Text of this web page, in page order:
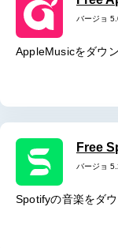
バージョ
AppleMusicをダウ
Free
バージョ
Spotifyの音楽をダ